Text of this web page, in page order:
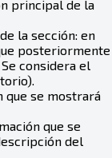
principal de la
la sección: en
posteriormente
considera el
que se mostrará
que se
del